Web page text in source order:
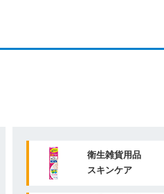
衛生雑貨用品
スキンケア